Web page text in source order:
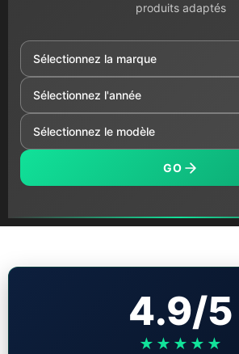
produits adaptés
GO
4.9/5
★★★★★